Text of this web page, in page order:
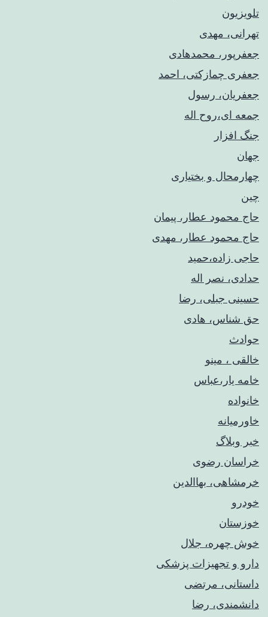
تلویزیون
تهرانی، مهدی
جعفرپور، محمدهادی
جعفری چمازکتی، احمد
جعفریان، رسول
جمعه ای،روح اله
جنگ افزار
جهان
چهارمحال و بختیاری
چین
حاج محمود عطار، پیمان
حاج محمود عطار، مهدی
حاجی زاده،حمید
حدادی، نصر اله
حسینی جبلی، رضا
حق شناس، هادی
حوادث
خالقی ، مینو
خامه یار،عباس
خانواده
خاورمیانه
خبر وبلاگ
خراسان رضوی
خرمشاهی، بهاالدین
خودرو
خوزستان
خوش چهره، جلال
دارو و تجهیزات پزشکی
داستانی، مرتضی
دانشمندی، رضا